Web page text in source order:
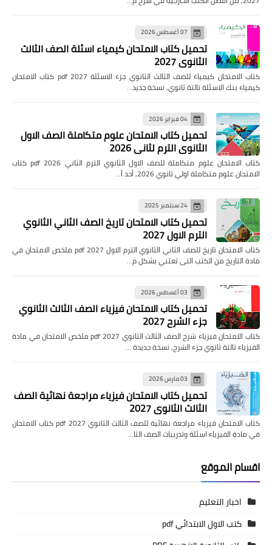
07 أغسطس 2026
تحميل كتاب الامتحان كيمياء اسئلة الصف الثالث
الثانوي 2027
كتاب الامتحان كيمياء للصف الثالث الثانوي جزء الاسئلة pdf 2027 كتاب الامتحان
كيمياء بنك الاسئلة تالتة ثانوي, نسخة جديد…
04 فبراير 2026
تحميل كتاب الامتحان علوم متكاملة الصف الاول
الثانوي الترم لثاني 2026
كتاب الامتحان علوم متكاملة للصف الاول الثانوي الترم الثاني pdf 2026 كتاب
الامتحان علوم متكاملة اولي ثانوي 2026, أحد أ…
24 سبتمبر 2025
تحميل كتاب الامتحان تاريخ الصف الثاني الثانوي
الترم الاول 2027
كتاب الامتحان تاريخ للصف الثاني الثانوي الترم الاول pdf 2027 ملخص الامتحان في
مادة التاريخ من الكتب التى تعتني بشكل م…
03 أغسطس 2026
تحميل كتاب الامتحان فيزياء الصف الثالث الثانوي
جزء الشرح 2027
كتاب الامتحان فيزياء شرح الصف الثالث الثانوي pdf 2027 ملخص الامتحان في مادة
الفيزياء تالتة ثانوي جزء الشرح, نسخة جديدة …
03 مارس 2026
تحميل كتاب الامتحان فيزياء مراجعة نهائية الصف
الثالث الثانوي 2027
كتاب الامتحان فيزياء مراجعة نهائية للصف الثالث الثانوي pdf 2027 كتاب الامتحان
في مادة الفيزياء اسئلة وتدريبات الصف الثا…
اقسام الموقع
اخبار التعليم
كتب الاول الابتدائي pdf